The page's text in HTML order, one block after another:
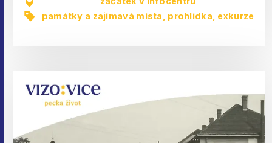
památky a zajímavá místa
prohlídka, exkurze